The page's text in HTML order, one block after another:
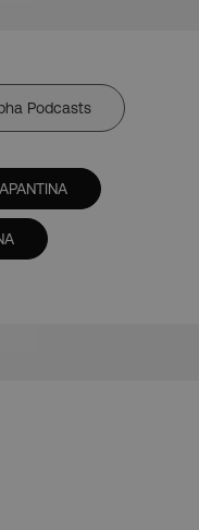
Podcasts